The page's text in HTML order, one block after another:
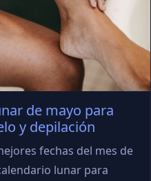
de mayo para
y depilación
fechas del mes de
lunar para